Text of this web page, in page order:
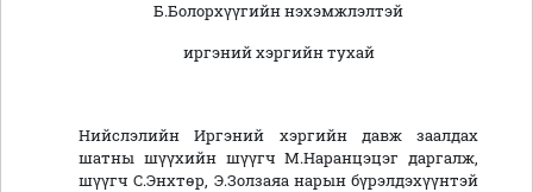
Б.Болорхүүгийн нэхэмжлэлтэй
иргэний хэргийн тухай
Нийслэлийн Иргэний хэргийн давж заалдах
шатны шүүхийн шүүгч М.Наранцэцэг даргалж,
шүүгч С.Энхтөр, Э.Золзаяа нарын бүрэлдэхүүнтэй